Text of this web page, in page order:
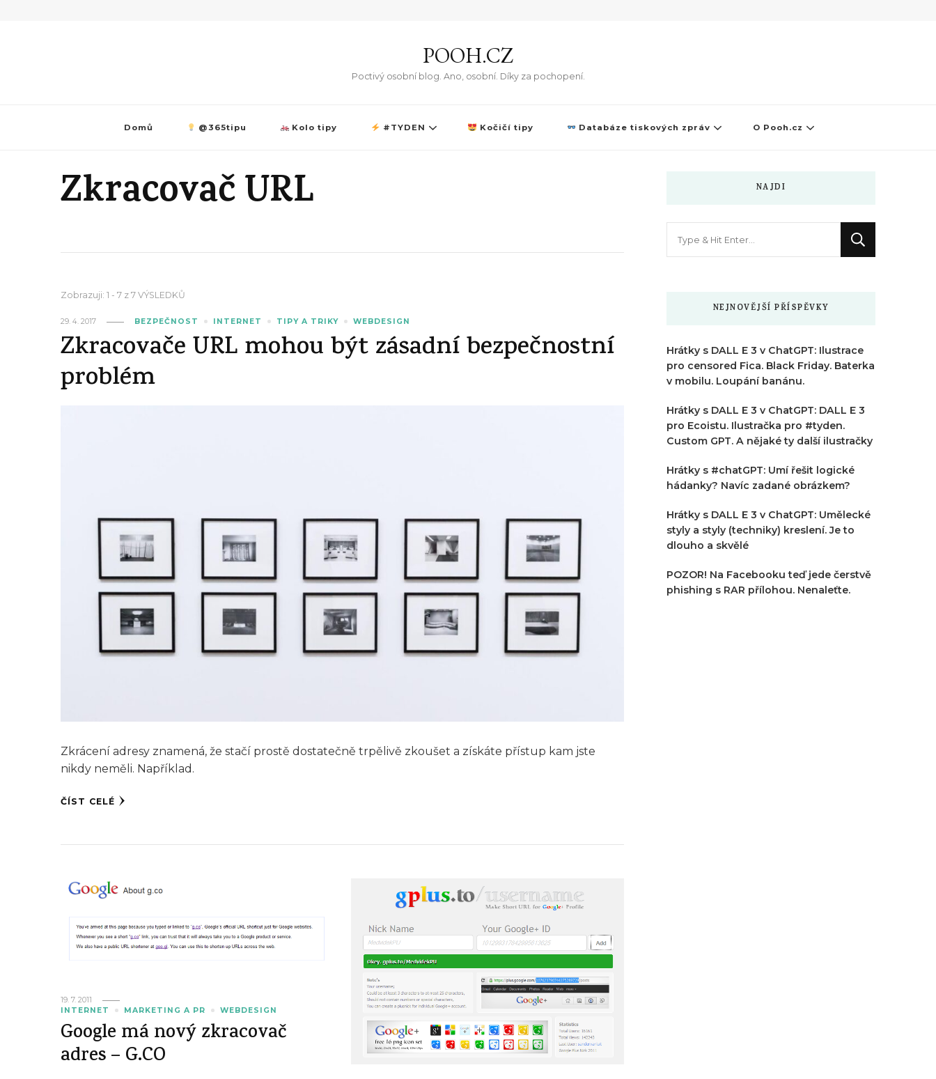
POOH.CZ
Poctivý osobní blog. Ano, osobní. Díky za pochopení.
Domů @365tipu Kolo tipy #TYDEN Kočičí tipy Databáze tiskových zpráv O Pooh.cz
Zkracovač URL
Zobrazuji: 1 - 7 z 7 VÝSLEDKŮ
29. 4. 2017 BEZPEČNOST INTERNET TIPY A TRIKY WEBDESIGN
Zkracovače URL mohou být zásadní bezpečnostní
problém
Zkrácení adresy znamená, že stačí prostě dostatečně trpělivě zkoušet a získáte přístup kam jste
nikdy neměli. Například.
ČÍST CELÉ
19. 7. 2011
INTERNET
MARKETING A PR WEBDESIGN
Google má nový zkracovač
adres – G.CO
NAJDI
NEJNOVĚJŠÍ PŘÍSPĚVKY
Hrátky s DALL E 3 v ChatGPT: Ilustrace
pro censored Fica. Black Friday. Baterka
v mobilu. Loupání banánu.
Hrátky s DALL E 3 v ChatGPT: DALL E 3
pro Ecoistu. Ilustračka pro #tyden.
Custom GPT. A nějaké ty další ilustračky
Hrátky s #chatGPT: Umí řešit logické
hádanky? Navíc zadané obrázkem?
Hrátky s DALL E 3 v ChatGPT: Umělecké
styly a styly (techniky) kreslení. Je to
dlouho a skvělé
POZOR! Na Facebooku teď jede čerstvě
phishing s RAR přílohou. Nenaleťte.